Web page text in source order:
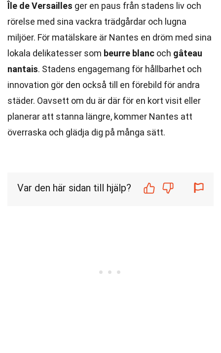
Île de Versailles ger en paus från stadens liv och
rörelse med sina vackra trädgårdar och lugna
miljöer. För matälskare är Nantes en dröm med sina
lokala delikatesser som beurre blanc och gâteau
nantais. Stadens engagemang för hållbarhet och
innovation gör den också till en förebild för andra
städer. Oavsett om du är där för en kort visit eller
planerar att stanna längre, kommer Nantes att
överraska och glädja dig på många sätt.
Var den här sidan till hjälp?